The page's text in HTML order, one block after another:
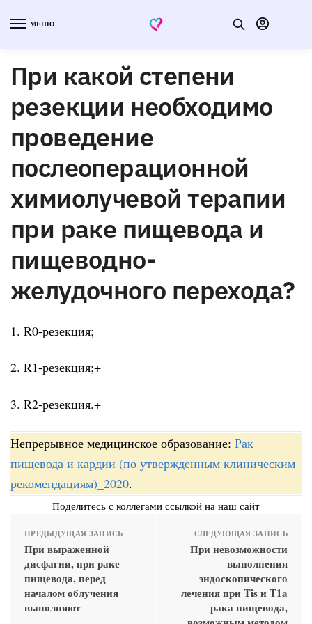
МЕНЮ
При какой степени
резекции необходимо
проведение
послеоперационной
химиолучевой терапии
при раке пищевода и
пищеводно-
желудочного перехода?
1. R0-резекция;
2. R1-резекция;+
3. R2-резекция.+
Непрерывное медицинское образование: Рак
пищевода и кардии (по утвержденным клиническим
рекомендациям)_2020.
Поделитесь с коллегами ссылкой на наш сайт
ПРЕДЫДУЩАЯ ЗАПИСЬ
При выраженной
дисфагии, при раке
пищевода, перед
началом облучения
выполняют
СЛЕДУЮЩАЯ ЗАПИСЬ
При невозможности
выполнения
эндоскопического
лечения при Tis и T1a
рака пищевода,